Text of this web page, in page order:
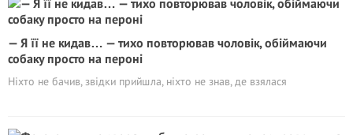
— Я її не кидав… — тихо повторював чоловік, обіймаючи
собаку просто на пероні
Ніхто не бачив, звідки прийшла, ніхто не знав, де взялася